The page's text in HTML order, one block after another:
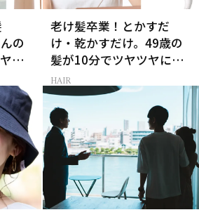
の
美
老け髪卒業！とかすだ
け・乾かすだけ。49歳の
髪が10分でツヤツヤにな
る最新ギア2選
HAIR